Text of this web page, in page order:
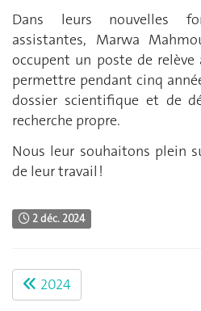
Dans leurs nouvelles
assistantes, Marwa
occupent un poste de
permettre pendant cinq
dossier scientifique et de
recherche propre.
Nous leur souhaitons plein
de leur travail !
2 déc. 2024
2024